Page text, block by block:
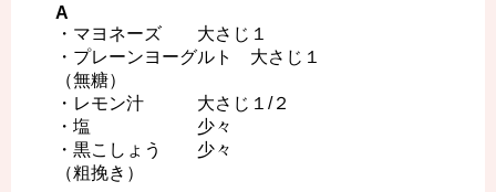
A
・マヨネーズ 大さじ１
・プレーンヨーグルト 大さじ１
（無糖）
・レモン汁 大さじ１/２
・塩 少々
・黒こしょう 少々
（粗挽き）